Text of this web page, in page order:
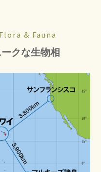
& Fauna
クな生物相